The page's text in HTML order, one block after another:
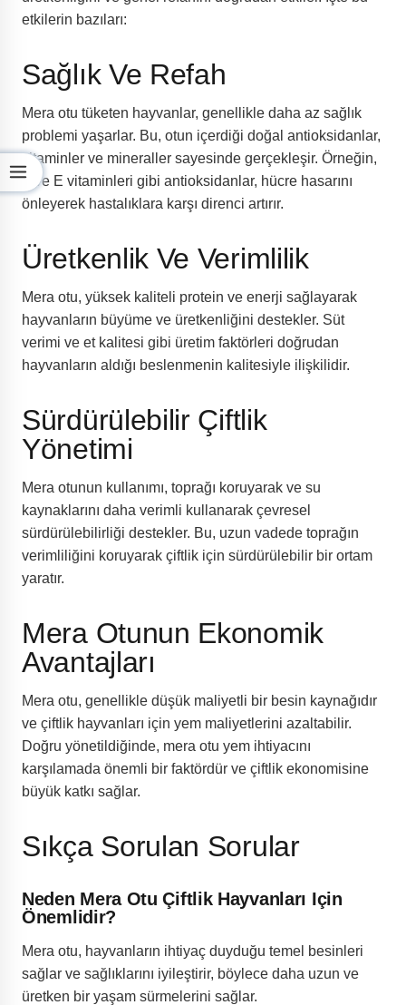
etkilerin bazıları:
Sağlık Ve Refah
Mera otu tüketen hayvanlar, genellikle daha az sağlık
problemi yaşarlar. Bu, otun içerdiği doğal antioksidanlar,
vitaminler ve mineraller sayesinde gerçekleşir. Örneğin,
A ve E vitaminleri gibi antioksidanlar, hücre hasarını
önleyerek hastalıklara karşı direnci artırır.
Üretkenlik Ve Verimlilik
Mera otu, yüksek kaliteli protein ve enerji sağlayarak
hayvanların büyüme ve üretkenliğini destekler. Süt
verimi ve et kalitesi gibi üretim faktörleri doğrudan
hayvanların aldığı beslenmenin kalitesiyle ilişkilidir.
Sürdürülebilir Çiftlik
Yönetimi
Mera otunun kullanımı, toprağı koruyarak ve su
kaynaklarını daha verimli kullanarak çevresel
sürdürülebilirliği destekler. Bu, uzun vadede toprağın
verimliliğini koruyarak çiftlik için sürdürülebilir bir ortam
yaratır.
Mera Otunun Ekonomik
Avantajları
Mera otu, genellikle düşük maliyetli bir besin kaynağıdır
ve çiftlik hayvanları için yem maliyetlerini azaltabilir.
Doğru yönetildiğinde, mera otu yem ihtiyacını
karşılamada önemli bir faktördür ve çiftlik ekonomisine
büyük katkı sağlar.
Sıkça Sorulan Sorular
Neden Mera Otu Çiftlik Hayvanları Için
Önemlidir?
Mera otu, hayvanların ihtiyaç duyduğu temel besinleri
sağlar ve sağlıklarını iyileştirir, böylece daha uzun ve
üretken bir yaşam sürmelerini sağlar.